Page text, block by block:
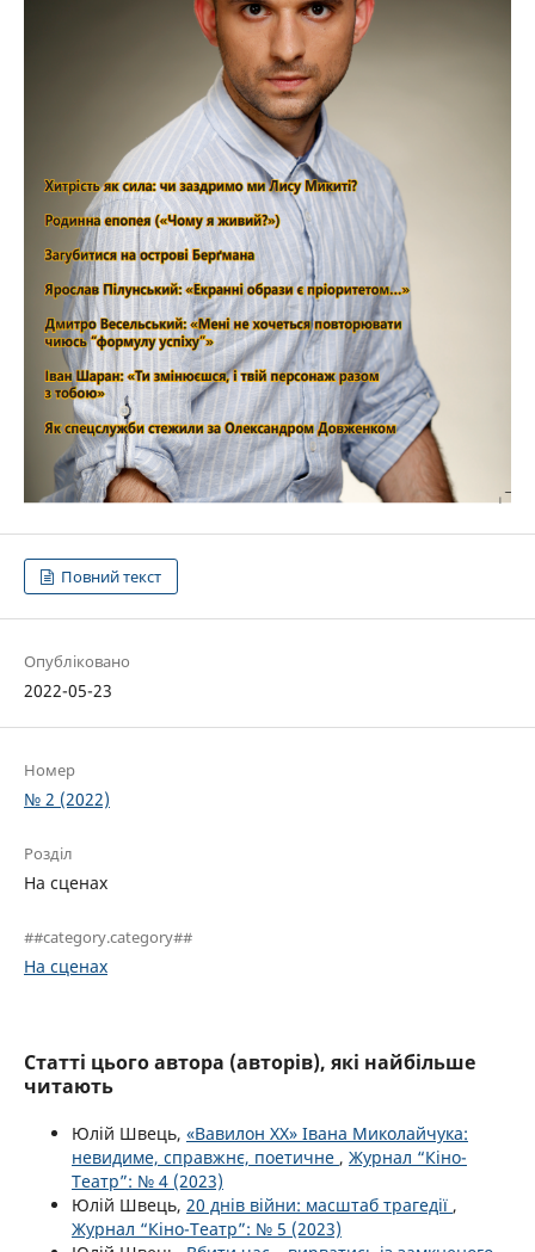
Повний текст
Опубліковано
2022-05-23
Номер
№ 2 (2022)
Розділ
На сценах
##category.category##
На сценах
Статті цього автора (авторів), які найбільше
читають
Юлій Швець, «Вавилон ХХ» Івана Миколайчука:
невидиме, справжнє, поетичне , Журнал “Кіно-
Театр”: № 4 (2023)
Юлій Швець, 20 днів війни: масштаб трагедії ,
Журнал “Кіно-Театр”: № 5 (2023)